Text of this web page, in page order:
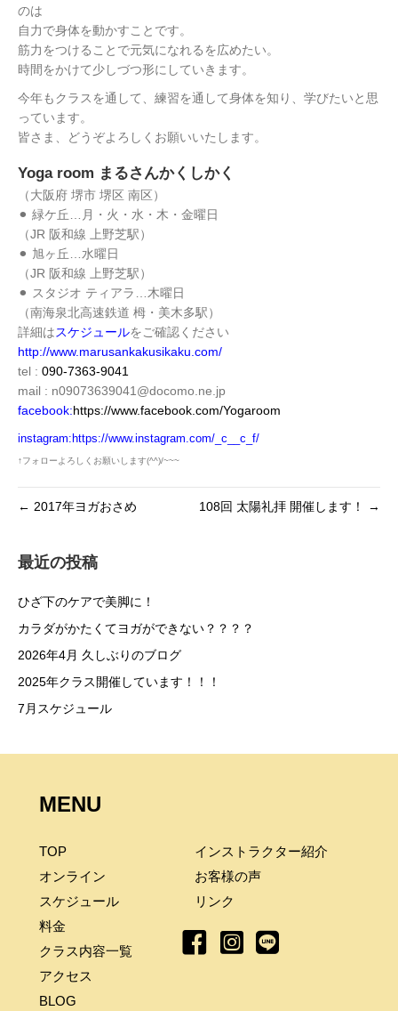
のは
自力で身体を動かすことです。
筋力をつけることで元気になれるを広めたい。
時間をかけて少しづつ形にしていきます。
今年もクラスを通して、練習を通して身体を知り、学びたいと思
っています。
皆さま、どうぞよろしくお願いいたします。
Yoga room まるさんかくしかく
（大阪府 堺市 堺区 南区）
⚫︎ 緑ケ丘…月・火・水・木・金曜日
（JR 阪和線 上野芝駅）
⚫︎ 旭ヶ丘…水曜日
（JR 阪和線 上野芝駅）
⚫︎ スタジオ ティアラ…木曜日
（南海泉北高速鉄道 栂・美木多駅）
詳細はスケジュールをご確認ください
http://www.marusankakusikaku.com/
tel : 090-7363-9041
mail : n09073639041@docomo.ne.jp
facebook:https://www.facebook.com/Yogaroom
instagram: https://www.instagram.com/_c__c_f/
↑フォローよろしくお願いします(^^)/~~~
← 2017年ヨガおさめ 108回 太陽礼拝 開催します！ →
最近の投稿
ひざ下のケアで美脚に！
カラダがかたくてヨガができない？？？？
2026年4月 久しぶりのブログ
2025年クラス開催しています！！！
7月スケジュール
MENU
TOP
オンライン
スケジュール
料金
クラス内容一覧
アクセス
BLOG
インストラクター紹介
お客様の声
リンク